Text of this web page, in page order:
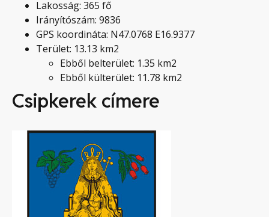
Lakosság: 365 fő
Irányítószám: 9836
GPS koordináta: N47.0768 E16.9377
Terület: 13.13 km2
Ebből belterület: 1.35 km2
Ebből külterület: 11.78 km2
Csipkerek címere